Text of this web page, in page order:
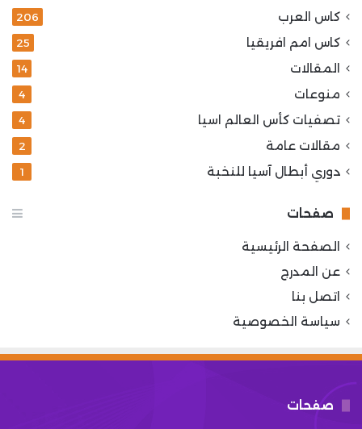
كاس العرب 206
كاس امم افريقيا 25
المقالات 14
منوعات 4
تصفيات كأس العالم اسيا 4
مقالات عامة 2
دوري أبطال آسيا للنخبة 1
صفحات
الصفحة الرئيسية
عن المدرج
اتصل بنا
سياسة الخصوصية
صفحات